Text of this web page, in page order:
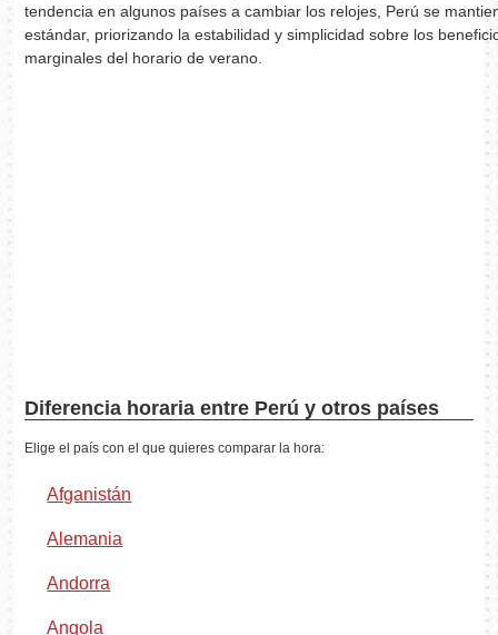
tendencia en algunos países a cambiar los relojes, Perú se
estándar, priorizando la estabilidad y simplicidad sobre los
marginales del horario de verano.
Diferencia horaria entre Perú y otros países
Elige el país con el que quieres comparar la hora:
Afganistán
Alemania
Andorra
Angola